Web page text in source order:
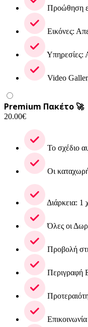
Προώθηση
Εικόνες:
Υπηρεσίες:
Video
Premium Πακέτο 🚀
20.00€
Το σχέδιο
Οι
Διάρκεια: 1
Όλες οι
Προβολή
Περιγραφή